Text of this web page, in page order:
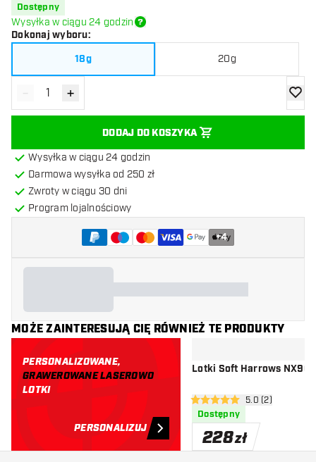
Dostępny
Wysyłka w ciągu 24 godzin
Dokonaj wyboru:
18g
20g
Zmniejsz ilość
- Zwiększ ilość
+
DODAJ DO KOSZYKA
Wysyłka w ciągu 24 godzin
Darmowa wysyłka od 250 zł
Zwroty w ciągu 30 dni
Program lojalnościowy
+4
MOŻE ZAINTERESUJĄ CIĘ RÓWNIEŻ TE PRODUKTY
PERSONALIZOWANE,
GRAWEROWANE LASEROWO
LOTKI
PERSONALIZUJ
Lotki Soft Harrows NX90
otwórz panel
5 gwiazdki oceny5.0 (2)
Dostępny
228zł